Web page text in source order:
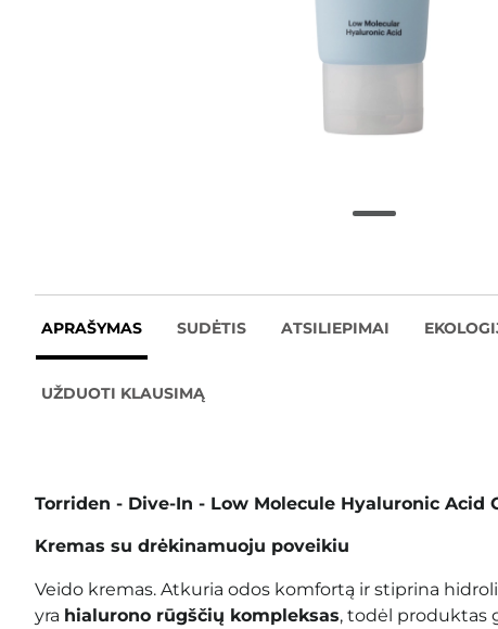
APRAŠYMAS SUDĖTIS ATSILIEPIMAI
UŽDUOTI KLAUSIMĄ
Torriden - Dive-In - Low Molecule Hyaluronic Acid
Kremas su drėkinamuoju poveikiu
Veido kremas. Atkuria odos komfortą ir stiprina
yra hialurono rūgščių kompleksas, todėl produktas